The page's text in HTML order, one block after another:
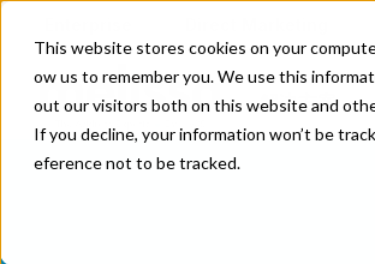
This website stores cookies on your
ow us to remember you. We use this
out our visitors both on this website and
If you decline, your information won’t be
eference not to be tracked.
解决方案